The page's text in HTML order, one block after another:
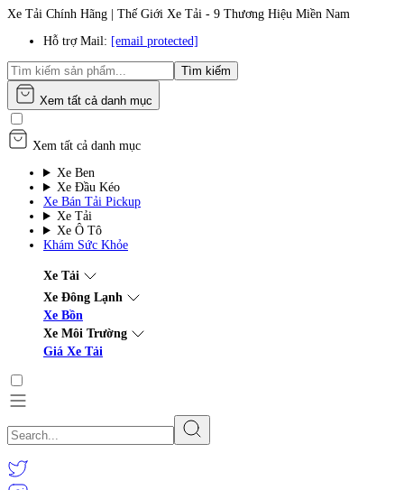
Xe Tải Chính Hãng | Thế Giới Xe Tải - 9 Thương Hiệu Miền Nam
Hỗ trợ Mail: [email protected]
Tìm kiếm
Xem tất cả danh mục
Xem tất cả danh mục
Xe Ben
Xe Đầu Kéo
Xe Bán Tải Pickup
Xe Tải
Xe Ô Tô
Khám Sức Khỏe
Xe Tải
Xe Đông Lạnh
Xe Bồn
Xe Môi Trường
Giá Xe Tải